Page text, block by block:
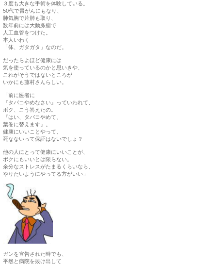
３度も大きな手術を体験している。
50代で胃がんにもなり、
肺気胸で片肺も取り、
数年前には大動脈瘤で
人工血管をつけた。
本人いわく
「体、ガタガタ」なのだ。
だったらよほど健康には
気を使っているのかと思いきや、
これがそうではないところが
いかにも藤村さんらしい。
「前に医者に
『タバコやめなさい』っていわれて、
ボク、こう答えたの。
『はい、タバコやめて、
葉巻に替えます』。
健康にいいことやって、
死なないって保証はないでしょ？
他の人にとって健康にいいことが、
ボクにもいいとは限らない。
余分なストレスがたまるくらいなら、
やりたいようにやってる方がいい」
ガンを宣告された時でも、
平然と病院を抜け出して